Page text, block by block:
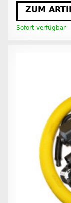
ZUM
Sofort verfügbar